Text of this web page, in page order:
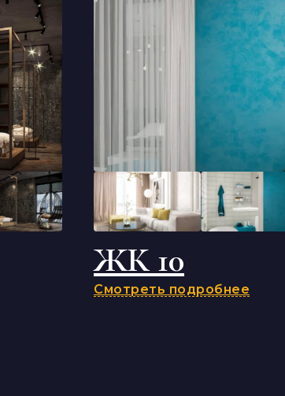
ЖК 10
Смотреть подробнее